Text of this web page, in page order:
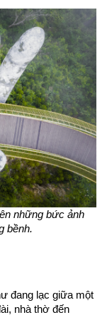
những bức ảnh
bềnh.
đang lạc giữa một
nhà thờ đến